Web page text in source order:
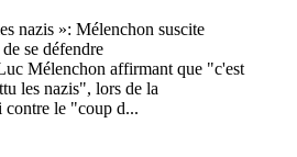
Mélenchon affirmant que "c'est
les nazis", lors de la
contre le "coup d...